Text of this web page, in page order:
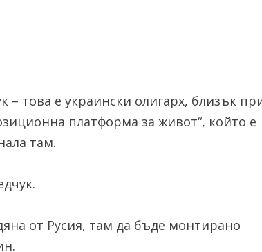
това е украински олигарх, близък
платформа за живот“, който е
там.
от Русия, там да бъде монтирано